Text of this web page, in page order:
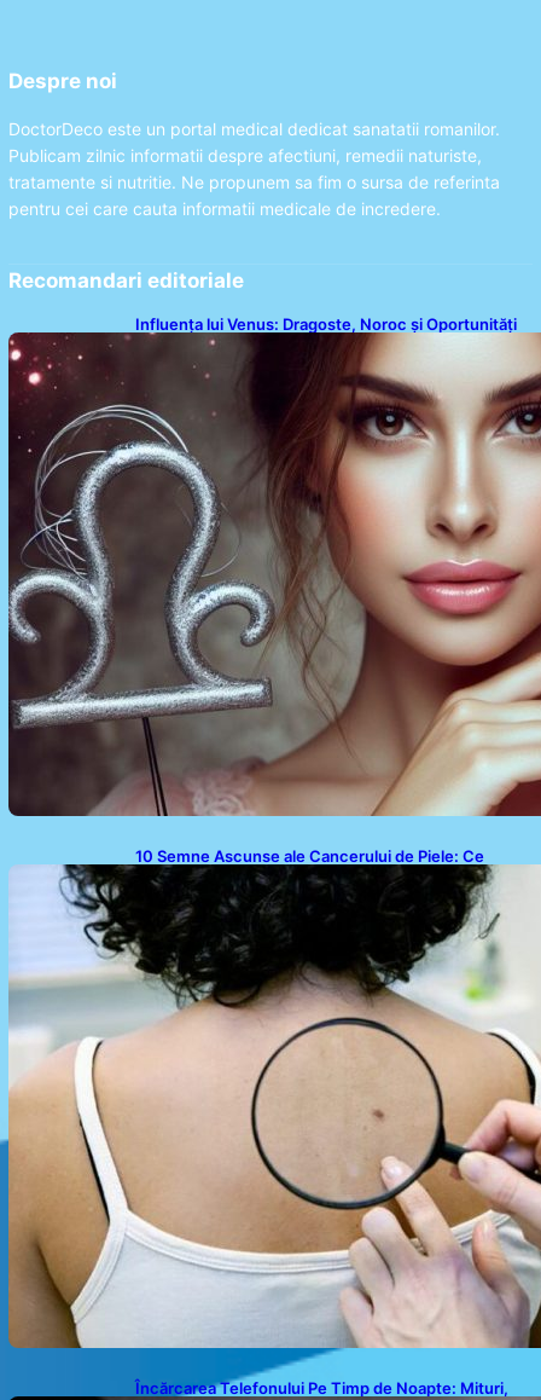
Despre noi
DoctorDeco este un portal medical dedicat sanatatii romanilor.
Publicam zilnic informatii despre afectiuni, remedii naturiste,
tratamente si nutritie. Ne propunem sa fim o sursa de referinta
pentru cei care cauta informatii medicale de incredere.
Recomandari editoriale
Influența lui Venus: Dragoste, Noroc și Oportunități
pentru Tauri și Balanțe în Weekendul 8-9 August
10 Semne Ascunse ale Cancerului de Piele: Ce
Trebuie să Știm pentru a Ne Proteja
Încărcarea Telefonului Pe Timp de Noapte: Mituri,